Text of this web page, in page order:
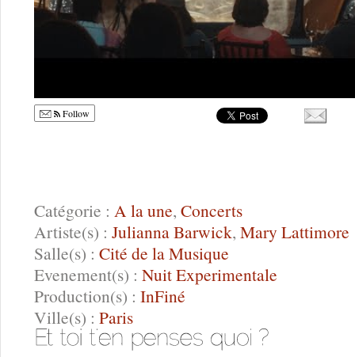
Follow
Catégorie : A la une, Concerts
Artiste(s) : Julianna Barwick, Mary Lattimore
Salle(s) : Cité de la Musique
Evenement(s) : Nuit Experimentale
Production(s) : InFiné
Ville(s) : Paris